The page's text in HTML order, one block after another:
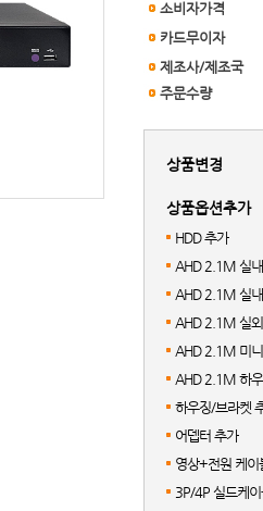
소비자가격
카드무이자
제조사/제조국
주문수량
상품변경
상품옵션추가
HDD 추가
AHD 2.1M 실
AHD 2.1M 실
AHD 2.1M 실
AHD 2.1M 미
AHD 2.1M 하
하우징/브라켓
어뎁터 추가
영상+전원 케이
3P/4P 실드케